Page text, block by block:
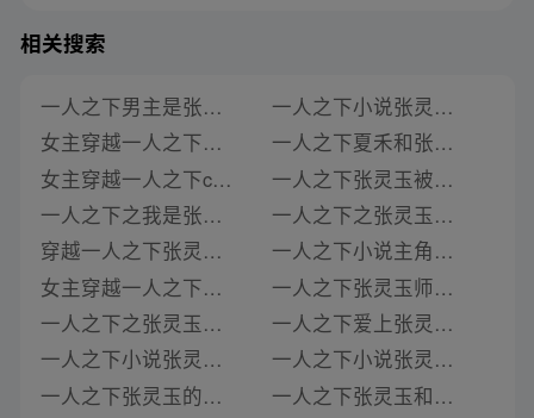
相关搜索
一人之下男主是张灵玉的小说
女主穿越一人之下男主是张灵玉的小说
女主穿越一人之下cp张灵玉 小说
一人之下之我是张灵玉小说免费
穿越一人之下张灵玉的小说
女主穿越一人之下小说张灵玉
一人之下之张灵玉的世界小说
一人之下小说张灵玉结局
一人之下张灵玉的小说
一人之下小说张灵玉楚雨棠
一人之下夏禾和张灵玉是真爱吗小说
一人之下张灵玉被师兄威胁了吗小说
一人之下之张灵玉小说
一人之下小说主角张灵玉
一人之下张灵玉师弟小说
一人之下爱上张灵玉小说
一人之下小说张灵玉结局是什么
一人之下张灵玉和夏禾邪恶小说